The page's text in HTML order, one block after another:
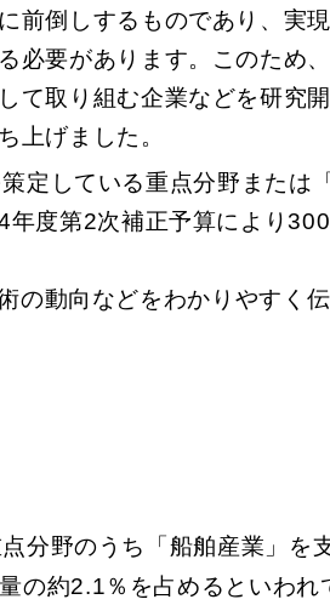
前倒しするものであり、実
必要があります。このた
て取り組む企業などを研究
上げました。
定している重点分野または
度第2次補正予算により
の動向などをわかりやす
分野のうち「船舶産業」
の約2.1％を占めるといわ